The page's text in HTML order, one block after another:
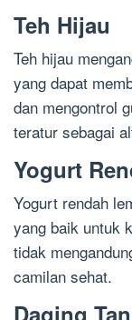
Teh Hijau
Teh hijau
yang dapat
dan mengontrol
teratur sebagai
Yogurt
Yogurt rendah
yang baik untuk
tidak
camilan sehat.
Daging